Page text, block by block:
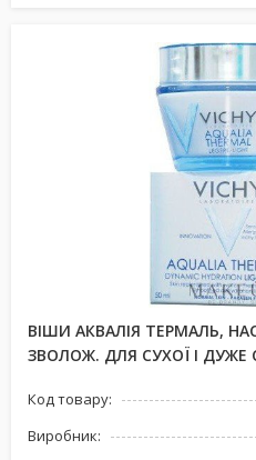
ВІШИ АКВАЛІЯ ТЕРМАЛЬ,
ЗВОЛОЖ. ДЛЯ СУХОЇ І ДУЖЕ
Код товару:
Виробник: